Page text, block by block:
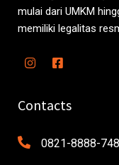
mulai dari UMKM
memiliki legalitas
Contacts
0821-8888-